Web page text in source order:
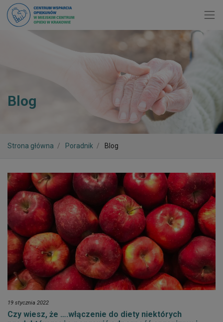
Blog
Strona główna Poradnik Blog
19 stycznia 2022
Czy wiesz, że ….włączenie do diety niektórych